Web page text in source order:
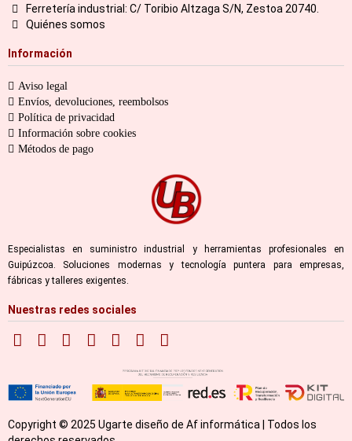
Ferretería industrial: C/ Toribio Altzaga S/N, Zestoa 20740.
Quiénes somos
Información
Aviso legal
Envíos, devoluciones, reembolsos
Política de privacidad
Información sobre cookies
Métodos de pago
Especialistas en suministro industrial y herramientas profesionales en
Guipúzcoa. Soluciones modernas y tecnología puntera para empresas,
fábricas y talleres exigentes.
Nuestras redes sociales
Copyright © 2025 Ugarte diseño de Af informática | Todos los